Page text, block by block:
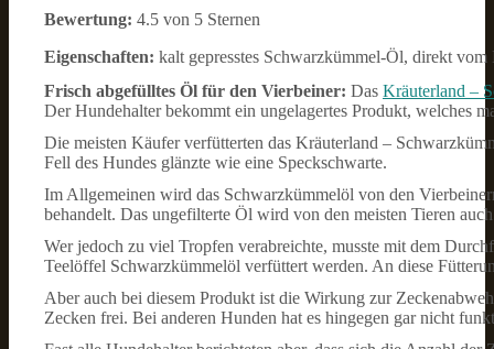
Bewertung: 4.5 von 5 Sternen
Eigenschaften: kalt gepresstes Schwarzkümmel-Öl, direkt
Frisch abgefülltes Öl für den Vierbeiner: Das Kräuterland –
Der Hundehalter bekommt ein ungelagertes Produkt, welches
Die meisten Käufer verfütterten das Kräuterland –
Fell des Hundes glänzte wie eine Speckschwarte.
Im Allgemeinen wird das Schwarzkümmelöl von den
behandelt. Das ungefilterte Öl wird von den meisten Tieren auch
Wer jedoch zu viel Tropfen verabreichte, musste mit dem
Teelöffel Schwarzkümmelöl verfüttert werden. An diese
Aber auch bei diesem Produkt ist die Wirkung zur
Zecken frei. Bei anderen Hunden hat es hingegen gar nicht